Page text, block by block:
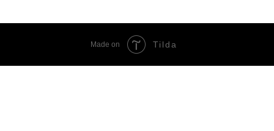
Made on Tilda